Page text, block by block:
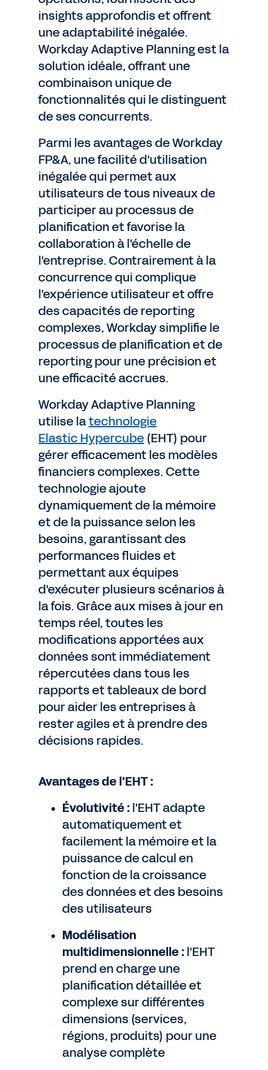
insights approfondis et offrent
une adaptabilité inégalée.
Workday Adaptive Planning est la
solution idéale, offrant une
combinaison unique de
fonctionnalités qui le distinguent
de ses concurrents.
Parmi les avantages de Workday
FP&A, une facilité d'utilisation
inégalée qui permet aux
utilisateurs de tous niveaux de
participer au processus de
planification et favorise la
collaboration à l'échelle de
l'entreprise. Contrairement à la
concurrence qui complique
l'expérience utilisateur et offre
des capacités de reporting
complexes, Workday simplifie le
processus de planification et de
reporting pour une précision et
une efficacité accrues.
Workday Adaptive Planning
utilise latechnologie
Elastic Hypercube(EHT) pour
gérer efficacement les modèles
financiers complexes. Cette
technologie ajoute
dynamiquement de la mémoire
et de la puissance selon les
besoins, garantissant des
performances fluides et
permettant aux équipes
d'exécuter plusieurs scénarios à
la fois. Grâce aux mises à jour en
temps réel, toutes les
modifications apportées aux
données sont immédiatement
répercutées dans tous les
rapports et tableaux de bord
pour aider les entreprises à
rester agiles et à prendre des
décisions rapides.
Avantages de l'EHT :
Évolutivité :l'EHT adapte
automatiquement et
facilement la mémoire et la
puissance de calcul en
fonction de la croissance
des données et des besoins
des utilisateurs
Modélisation
multidimensionnelle :l'EHT
prend en charge une
planification détaillée et
complexe sur différentes
dimensions (services,
régions, produits) pour une
analyse complète